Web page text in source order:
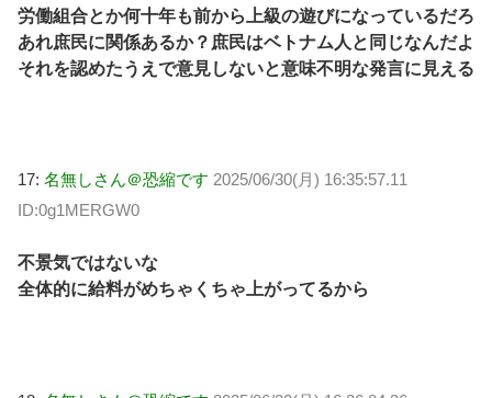
労働組合とか何十年も前から上級の遊びになっているだろ
あれ庶民に関係あるか？庶民はベトナム人と同じなんだよ
それを認めたうえで意見しないと意味不明な発言に見える
17: 名無しさん＠恐縮です 2025/06/30(月) 16:35:57.11
ID:0g1MERGW0
不景気ではないな
全体的に給料がめちゃくちゃ上がってるから